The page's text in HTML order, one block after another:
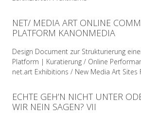
NET/ MEDIA ART ONLINE
PLATFORM KANONMEDIA
Design Document zur Strukturierung
Platform | Kuratierung / Online
net.art Exhibitions / New Media Art Sites
ECHTE GEH’N NICHT UNTER
WIR NEIN SAGEN? VII